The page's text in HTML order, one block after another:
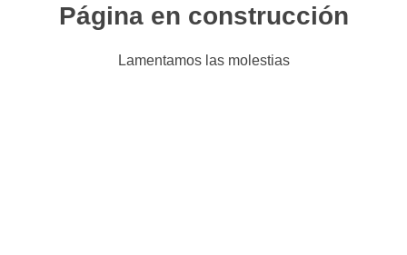
Página en construcción
Lamentamos las molestias